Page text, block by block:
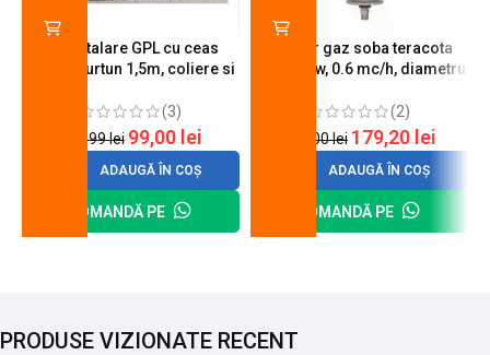
Kit instalare GPL cu ceas
butelie, furtun 1,5m, coliere si
(3)
120,99lei 99,00 lei
ADAUGĂ ÎN COȘ
COMANDĂ PE
Arzator gaz soba teracota
A600, 6 kw, 0.6 mc/h, diametru
(2)
200,00lei 179,20 lei
ADAUGĂ ÎN COȘ
COMANDĂ PE
PRODUSE VIZIONATE RECENT